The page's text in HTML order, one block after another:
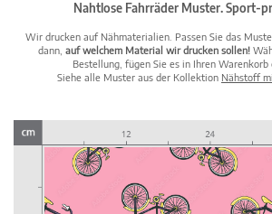
Nahtlose Fahrräder Muster. Sport-
Wir drucken auf Nähmaterialien. Passen Sie das
dann, auf welchem Material wir drucken sollen!
Bestellung, fügen Sie es in Ihren
Siehe alle Muster aus der Kollektion Nähstoff